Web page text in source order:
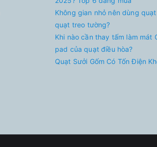
Không gian nhỏ nên dùng
quạt treo tường?
Khi nào cần thay tấm làm mát
pad của quạt điều hòa?
Quạt Sưởi Gốm Có Tốn Điện